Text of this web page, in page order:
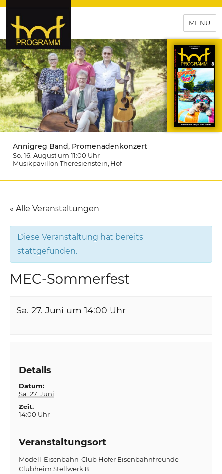
hof-programm – das
Veranstaltungsportal für
Hochfranken
MENÜ
Annigreg Band, Promenadenkonzert
So. 16. August um 11:00 Uhr
Musikpavillon Theresienstein , Hof
« Alle Veranstaltungen
Diese Veranstaltung hat bereits
stattgefunden.
MEC-Sommerfest
Sa. 27. Juni um 14:00 Uhr
Details
Datum:
Sa. 27. Juni
Zeit:
14:00 Uhr
Veranstaltungsort
Modell-Eisenbahn-Club Hofer Eisenbahnfreunde
Clubheim Stellwerk 8